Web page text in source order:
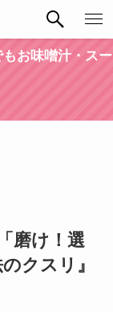
お味噌汁・スー
磨け！選
クスリ』